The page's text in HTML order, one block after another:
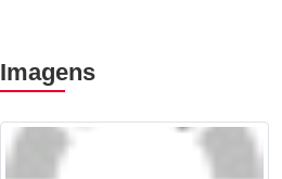
Imagens